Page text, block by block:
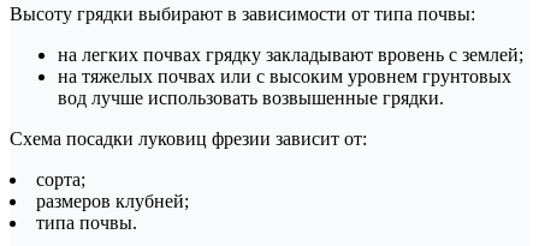
Высоту грядки выбирают в зависимости от типа почвы:
на легких почвах грядку закладывают вровень с землей;
на тяжелых почвах или с высоким уровнем грунтовых
вод лучше использовать возвышенные грядки.
Схема посадки луковиц фрезии зависит от:
сорта;
размеров клубней;
типа почвы.